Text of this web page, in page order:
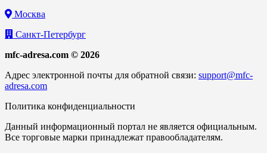
Москва
Санкт-Петербург
mfc-adresa.com © 2026
Адрес электронной почты для обратной связи: support@mfc-
adresa.com
Политика конфиденциальности
Данный информационный портал не является официальным.
Все торговые марки принадлежат правообладателям.